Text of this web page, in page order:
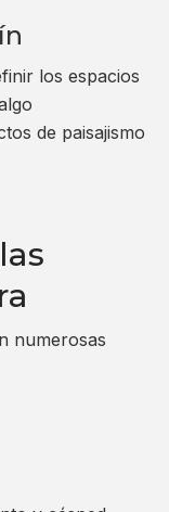
los espacios
de paisajismo
numerosas